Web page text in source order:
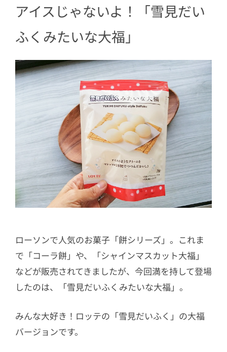
アイスじゃないよ！「雪見だい
ふくみたいな大福」
ローソンで人気のお菓子「餅シリーズ」。これま
で「コーラ餅」や、「シャインマスカット大福」
などが販売されてきましたが、今回満を持して登場
したのは、「雪見だいふくみたいな大福」。
みんな大好き！ロッテの「雪見だいふく」の大福
バージョンです。